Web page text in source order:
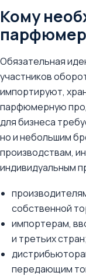
Кому
Обязательная
участников
импортируют,
парфюмерную
для бизнеса
но и небольшим
производствам,
индивидуальным
собственной
импортерам,
и третьих стран;
передающим